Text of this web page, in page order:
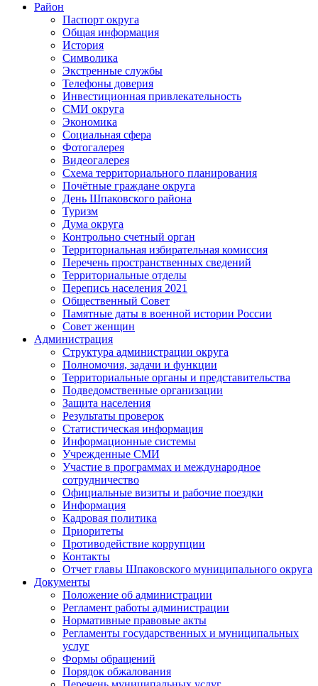
Район
Паспорт округа
Общая информация
История
Символика
Экстренные службы
Телефоны доверия
Инвестиционная привлекательность
СМИ округа
Экономика
Социальная сфера
Фотогалерея
Видеогалерея
Схема территориального планирования
Почётные граждане округа
День Шпаковского района
Туризм
Дума округа
Контрольно счетный орган
Территориальная избирательная комиссия
Перечень пространственных сведений
Территориальные отделы
Перепись населения 2021
Общественный Совет
Памятные даты в военной истории России
Совет женщин
Администрация
Структура администрации округа
Полномочия, задачи и функции
Территориальные органы и представительства
Подведомственные организации
Защита населения
Результаты проверок
Статистическая информация
Информационные системы
Учрежденные СМИ
Участие в программах и международное
сотрудничество
Официальные визиты и рабочие поездки
Информация
Кадровая политика
Приоритеты
Противодействие коррупции
Контакты
Отчет главы Шпаковского муниципального округа
Документы
Положение об администрации
Регламент работы администрации
Нормативные правовые акты
Регламенты государственных и муниципальных
услуг
Формы обращений
Порядок обжалования